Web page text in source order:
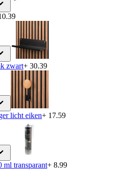
zwart+ 30.39
licht eiken+ 17.59
ml transparant+ 8.99